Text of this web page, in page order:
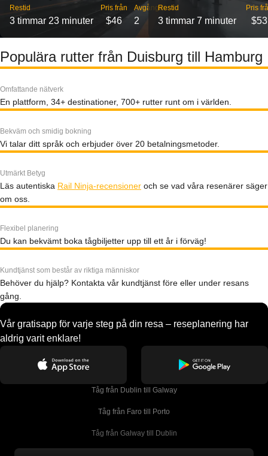
Restid
3 timmar 23 minuter
Pris från
$46
Avgångar
2
Restid
3 timmar 7 minuter
Pris
$53
Populära rutter från Duisburg till Hamburg
Omfattande nätverk
En plattform, 34+ destinationer, 700+ rutter runt om i världen.
Bekväm och smidig bokning
Vi talar ditt språk och erbjuder över 20 betalningsmetoder.
Utmärkt Betyg
Läs autentiska Rail Ninja-recensioner och se vad våra resenärer säger
om oss.
Flexibel planering
Du kan bekvämt boka tågbiljetter upp till ett år i förväg!
Kundtjänst som består av riktiga människor
Behöver du hjälp? Kontakta vår kundtjänst före eller under resans
gång.
Vår gratisapp för varje steg på din resa – reseplanering har
aldrig varit enklare!
Tåg från Dublin till Galway
Tåg från Faro till Porto
Tåg från Galway till Dublin